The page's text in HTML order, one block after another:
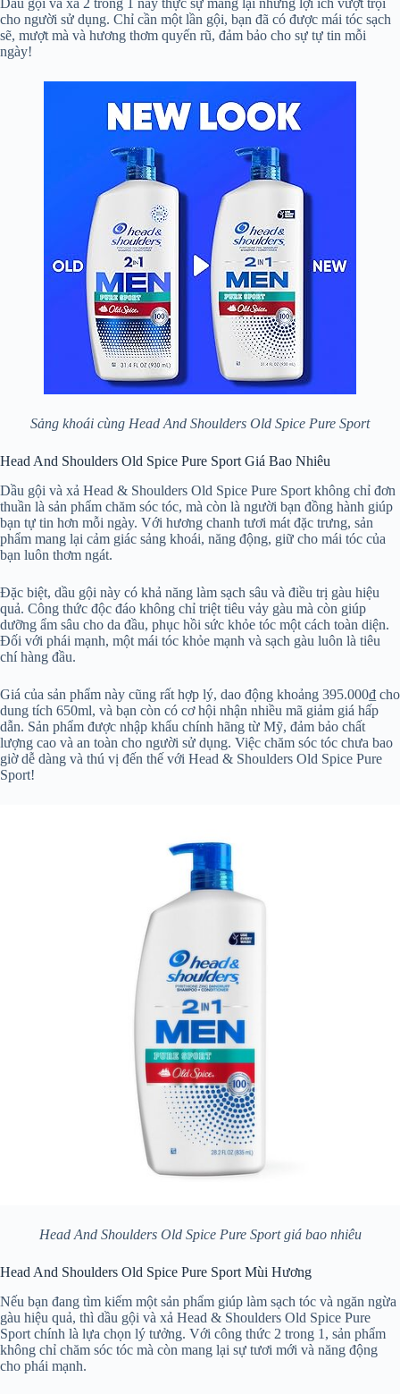
Dầu gội và xả 2 trong 1 này thực sự mang lại những lợi ích vượt trội
cho người sử dụng. Chỉ cần một lần gội, bạn đã có được mái tóc sạch
sẽ, mượt mà và hương thơm quyến rũ, đảm bảo cho sự tự tin mỗi
ngày!
Sảng khoái cùng Head And Shoulders Old Spice Pure Sport
Head And Shoulders Old Spice Pure Sport Giá Bao Nhiêu
Dầu gội và xả Head & Shoulders Old Spice Pure Sport không chỉ đơn
thuần là sản phẩm chăm sóc tóc, mà còn là người bạn đồng hành giúp
bạn tự tin hơn mỗi ngày. Với hương chanh tươi mát đặc trưng, sản
phẩm mang lại cảm giác sảng khoái, năng động, giữ cho mái tóc của
bạn luôn thơm ngát.
Đặc biệt, dầu gội này có khả năng làm sạch sâu và điều trị gàu hiệu
quả. Công thức độc đáo không chỉ triệt tiêu vảy gàu mà còn giúp
dưỡng ẩm sâu cho da đầu, phục hồi sức khỏe tóc một cách toàn diện.
Đối với phái mạnh, một mái tóc khỏe mạnh và sạch gàu luôn là tiêu
chí hàng đầu.
Giá của sản phẩm này cũng rất hợp lý, dao động khoảng 395.000₫ cho
dung tích 650ml, và bạn còn có cơ hội nhận nhiều mã giảm giá hấp
dẫn. Sản phẩm được nhập khẩu chính hãng từ Mỹ, đảm bảo chất
lượng cao và an toàn cho người sử dụng. Việc chăm sóc tóc chưa bao
giờ dễ dàng và thú vị đến thế với Head & Shoulders Old Spice Pure
Sport!
Head And Shoulders Old Spice Pure Sport giá bao nhiêu
Head And Shoulders Old Spice Pure Sport Mùi Hương
Nếu bạn đang tìm kiếm một sản phẩm giúp làm sạch tóc và ngăn ngừa
gàu hiệu quả, thì dầu gội và xả Head & Shoulders Old Spice Pure
Sport chính là lựa chọn lý tưởng. Với công thức 2 trong 1, sản phẩm
không chỉ chăm sóc tóc mà còn mang lại sự tươi mới và năng động
cho phái mạnh.